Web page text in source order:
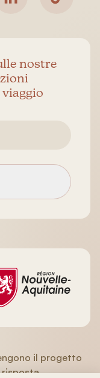
nostre
il progetto
risposta